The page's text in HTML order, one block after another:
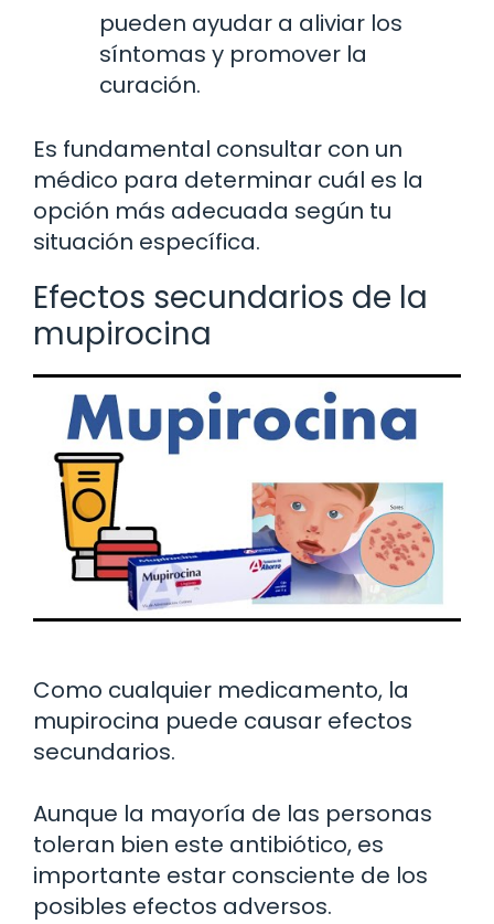
pueden ayudar a aliviar los
síntomas y promover la
curación.
Es fundamental consultar con un
médico para determinar cuál es la
opción más adecuada según tu
situación específica.
Efectos secundarios de la
mupirocina
Como cualquier medicamento, la
mupirocina puede causar efectos
secundarios.
Aunque la mayoría de las personas
toleran bien este antibiótico, es
importante estar consciente de los
posibles efectos adversos.